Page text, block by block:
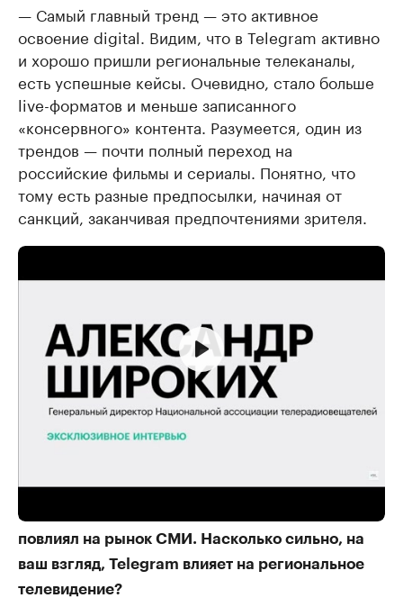
— Самый главный тренд — это активное
освоение digital. Видим, что в Telegram активно
и хорошо пришли региональные телеканалы,
есть успешные кейсы. Очевидно, стало больше
live-форматов и меньше записанного
«консервного» контента. Разумеется, один из
трендов — почти полный переход на
российские фильмы и сериалы. Понятно, что
тому есть разные предпосылки, начиная от
санкций, заканчивая предпочтениями зрителя.
— Не так давно был день рождения Telegram.
Многие эксперты отрасли отмечали, как он
повлиял на рынок СМИ. Насколько сильно, на
ваш взгляд, Telegram влияет на региональное
телевидение?